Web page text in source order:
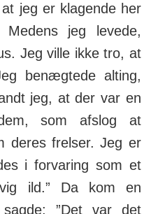
jeg er klagende her
jeg levede,
Jeg ville ikke tro, at
benægtede alting,
jeg, at der var en
som afslog at
deres frelser. Jeg er
i forvaring som et
ild.” Da kom en
”Det var det